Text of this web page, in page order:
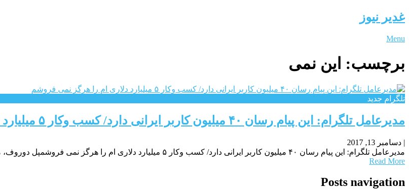
غدیر نیوز
Menu
برچسب: این نمی
تلگرام جدید
مدیرعامل تلگرام: این پیام رسان ۴۰ میلیون کاربر ایرانی دارد/ کسب وکار ۵ میلیارد دلاری ام را هرگز نمی فروشم
| دسامبر 13, 2017
مدیرعامل تلگرام: این پیام رسان ۴۰ میلیون کاربر ایرانی دارد/ کسب وکار ۵ میلیارد دلاری ام را هرگز نمی فروشمپل دوروف، مدیر عامل تلگرام، که به دوبی سفر
Read More
Posts navigation